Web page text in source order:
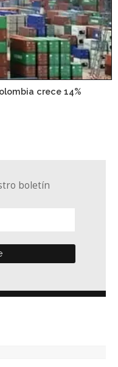
crece 14%
boletín